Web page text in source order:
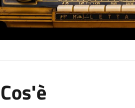
Cos'è